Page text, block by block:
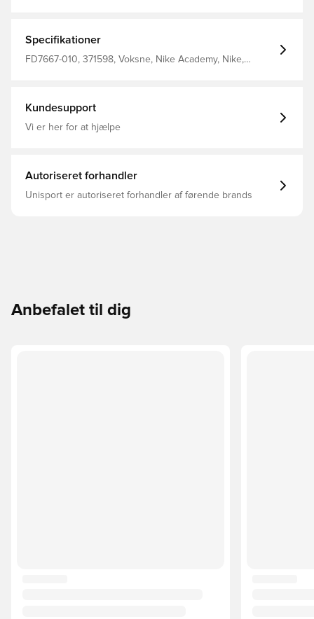
Specifikationer
FD7667-010, 371598, Voksne, Nike Academy, Nike,
Kundesupport
Vi er her for at hjælpe
Autoriseret forhandler
Unisport er autoriseret forhandler af førende brands
Anbefalet til dig